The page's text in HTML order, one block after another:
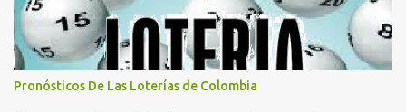
Pronósticos De Las Loterías de Colombia